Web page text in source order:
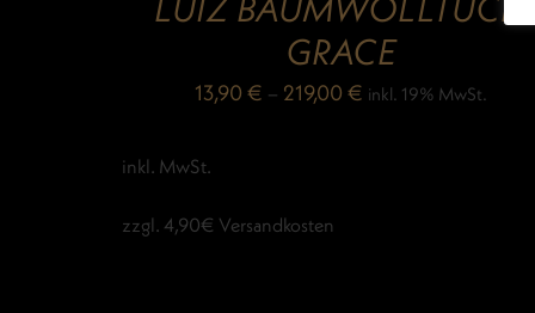
LUIZ BAUMWOLLTUCH
GRACE
13,90 € – 219,00 € inkl. 19% MwSt.
inkl. MwSt.
zzgl. 4,90€ Versandkosten